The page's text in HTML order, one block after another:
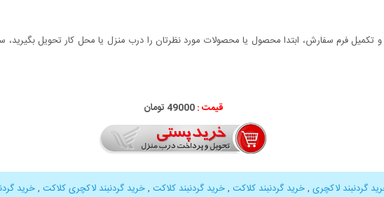
فرم سفارش، ابتدا محصول یا محصولات مورد نظرتان را درب منزل یا محل کار تحویل بگیرید،
قیمت : 49000 تومان
گردنبند لاکچری ,خرید گردنبند کلاکت ,خرید گردنبند کلاکت ,خرید گردنبند لاکچری کلاکت ,خرید